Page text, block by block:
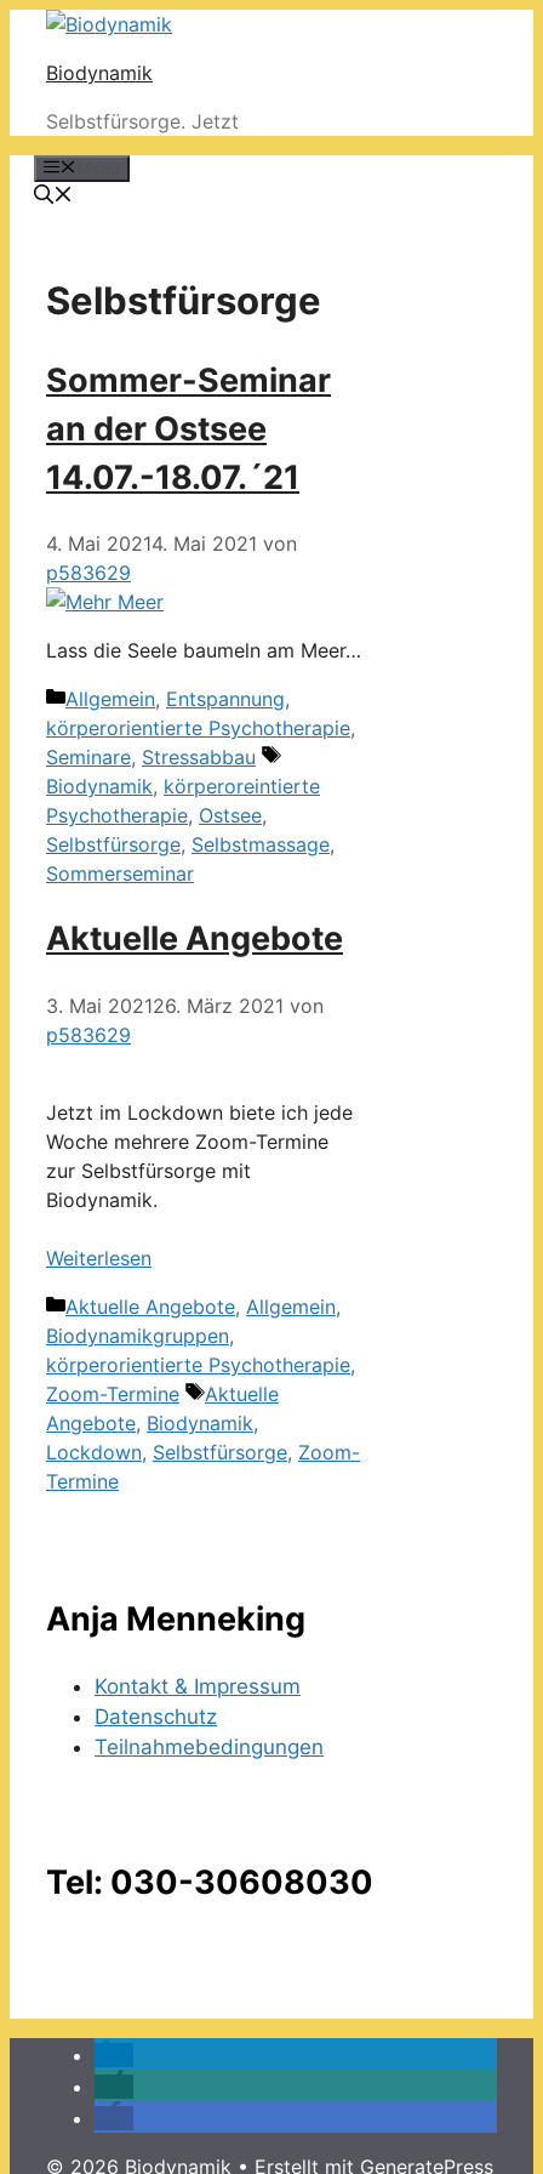
Zum
springen
Biodynamik
Selbstfürsorge. Jetzt
Selbstfürsorge
Sommer-Seminar
an der Ostsee
14.07.-18.07.´21
4. Mai 20214. Mai 2021 von
p583629
Lass die Seele baumeln am Meer…
Kategorien
Allgemein, Entspannung,
körperorientierte Psychotherapie,
Seminare, Stressabbau
Schlagwörter
Biodynamik, körperoreintierte
Psychotherapie, Ostsee,
Selbstfürsorge, Selbstmassage,
Sommerseminar
Aktuelle Angebote
3. Mai 202126. März 2021 von
p583629
Jetzt im Lockdown biete ich jede
Woche mehrere Zoom-Termine
zur Selbstfürsorge mit
Biodynamik.
Weiterlesen
Kategorien
Aktuelle Angebote, Allgemein,
Biodynamikgruppen,
körperorientierte Psychotherapie,
Zoom-Termine
Schlagwörter
Aktuelle
Angebote, Biodynamik,
Lockdown, Selbstfürsorge, Zoom-
Termine
Anja Menneking
Kontakt & Impressum
Datenschutz
Teilnahmebedingungen
Tel: 030-30608030
© 2026 Biodynamik • Erstellt mit GeneratePress